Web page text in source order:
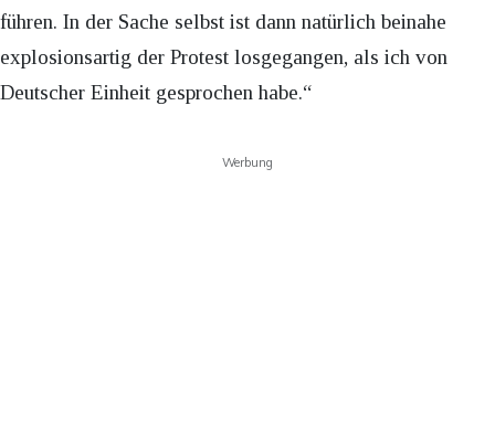
führen. In der Sache selbst ist dann natürlich beinahe
explosionsartig der Protest losgegangen, als ich von
Deutscher Einheit gesprochen habe.“
Werbung